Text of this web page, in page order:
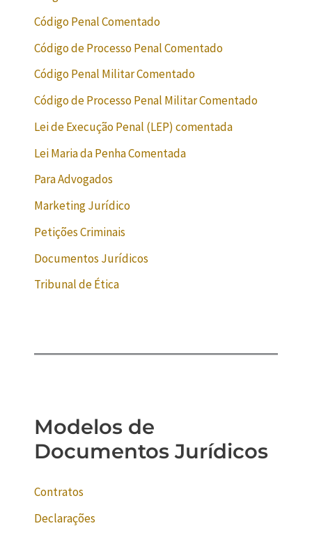
Código Penal Comentado
Código de Processo Penal Comentado
Código Penal Militar Comentado
Código de Processo Penal Militar Comentado
Lei de Execução Penal (LEP) comentada
Lei Maria da Penha Comentada
Para Advogados
Marketing Jurídico
Petições Criminais
Documentos Jurídicos
Tribunal de Ética
Modelos de
Documentos Jurídicos
Contratos
Declarações